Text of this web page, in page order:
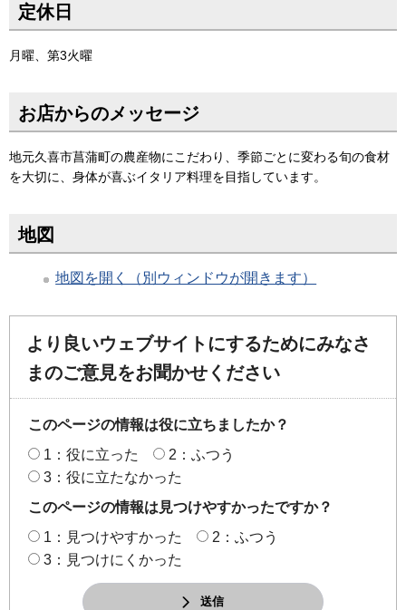
定休日
月曜、第3火曜
お店からのメッセージ
地元久喜市菖蒲町の農産物にこだわり、季節ごとに変わる旬の食材
を大切に、身体が喜ぶイタリア料理を目指しています。
地図
地図を開く（別ウィンドウが開きます）
より良いウェブサイトにするためにみなさ
まのご意見をお聞かせください
このページの情報は役に立ちましたか？
1：役に立った
2：ふつう
3：役に立たなかった
このページの情報は見つけやすかったですか？
1：見つけやすかった
2：ふつう
3：見つけにくかった
送信